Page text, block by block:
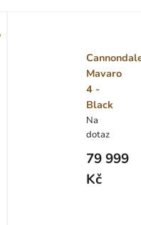
Mavaro
4 -
Black
Na
dotaz
79 999
Kč